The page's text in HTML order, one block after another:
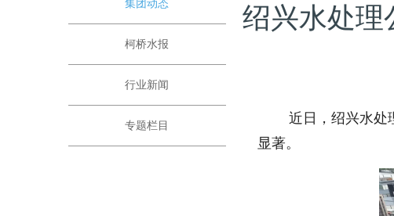
集团动态
柯桥水报
行业新闻
专题栏目
绍兴水处理
近日，绍兴水处理
显著。